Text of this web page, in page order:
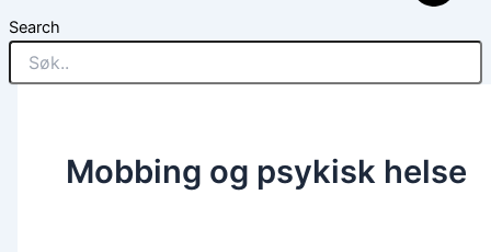
Search
Mobbing og psykisk helse